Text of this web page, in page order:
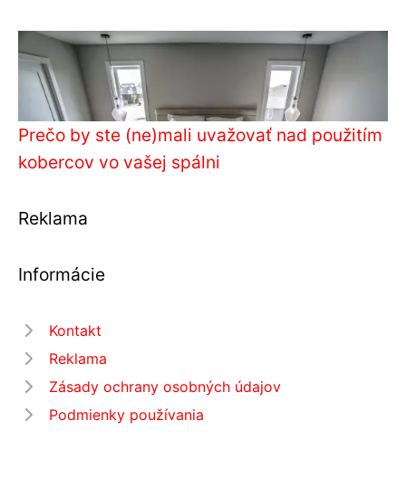
Prečo by ste (ne)mali uvažovať nad použitím
kobercov vo vašej spálni
Reklama
Informácie
Kontakt
Reklama
Zásady ochrany osobných údajov
Podmienky používania